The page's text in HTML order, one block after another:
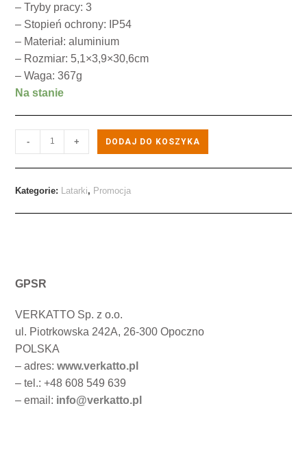
– Tryby pracy: 3
– Stopień ochrony: IP54
– Materiał: aluminium
– Rozmiar: 5,1×3,9×30,6cm
– Waga: 367g
Na stanie
- + DODAJ DO KOSZYKA
Kategorie: Latarki, Promocja
GPSR
VERKATTO Sp. z o.o.
ul. Piotrkowska 242A, 26-300 Opoczno
POLSKA
– adres:www.verkatto.pl
– tel.: +48 608 549 639
– email: info@verkatto.pl